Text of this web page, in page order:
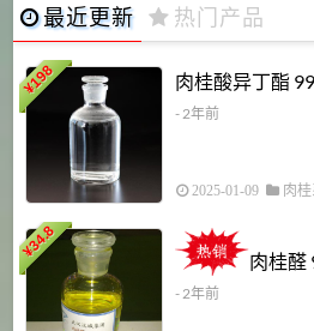
最近更新 热门产品
¥
198 肉桂酸异丁酯
- 2年前
2025-01-09 肉桂
¥
34.8
肉桂醛
- 2年前